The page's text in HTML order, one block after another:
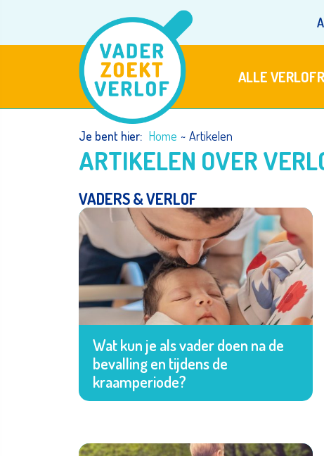
de
ALLE
Je bent hier: Home ~ Artikelen
ARTIKELEN OVER
VADERS & VERLOF
Wat kun je als vader doen na de
bevalling en tijdens de
kraamperiode?